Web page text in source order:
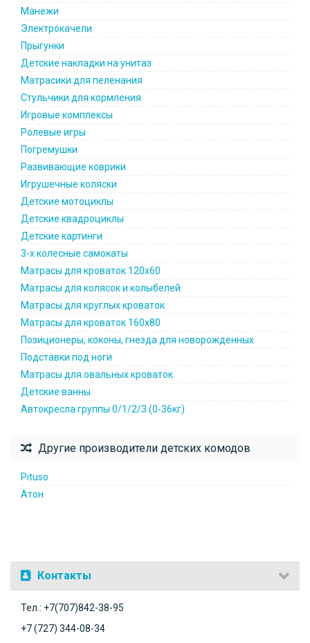
Манежи
Электрокачели
Прыгунки
Детские накладки на унитаз
Матрасики для пеленания
Стульчики для кормления
Игровые комплексы
Ролевые игры
Погремушки
Развивающие коврики
Игрушечные коляски
Детские мотоциклы
Детские квадроциклы
Детские картинги
3-х колесные самокаты
Матрасы для кроваток 120х60
Матрасы для колясок и колыбелей
Матрасы для круглых кроваток
Матрасы для кроваток 160х80
Позиционеры, коконы, гнезда для новорожденных
Подставки под ноги
Матрасы для овальных кроваток
Детские ванны
Автокресла группы 0/1/2/3 (0-36кг)
Другие производители детских комодов
Pituso
Атон
Контакты
Тел.: +7(707)842-38-95
+7 (727) 344-08-34